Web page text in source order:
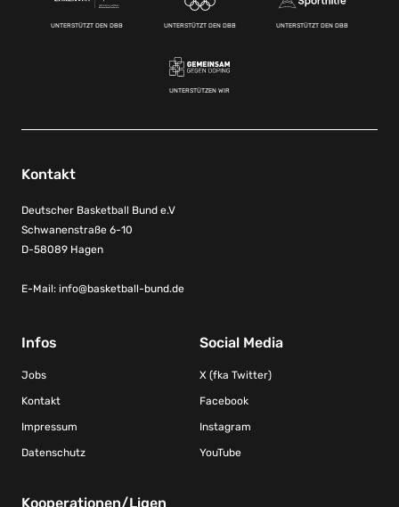
UNTERSTÜTZT DEN DBB UNTERSTÜTZT DEN DBB UNTERSTÜTZT DEN DBB
UNTERSTÜTZEN WIR
Kontakt
Deutscher Basketball Bund e.V
Schwanenstraße 6-10
D-58089 Hagen
E-Mail: info@basketball-bund.de
Infos
Jobs
Kontakt
Impressum
Datenschutz
Social Media
X (fka Twitter)
Facebook
Instagram
YouTube
Kooperationen/Ligen